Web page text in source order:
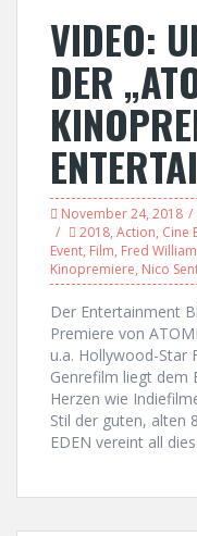
VIDEO:
DER
November 24, 2018
2018, Action, Cine
Event, Film, Fred
Kinopremiere, Nico
Der Entertainment
Premiere von
u.a. Hollywood-Star
Genrefilm liegt dem
Herzen wie
Stil der guten, alten
EDEN vereint all